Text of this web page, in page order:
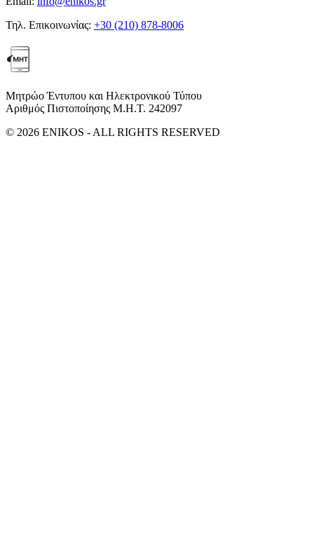
Τηλ. Επικοινωνίας: +30 (210) 878-8006
Μητρώο Έντυπου και Ηλεκτρονικού Τύπου
Αριθμός Πιστοποίησης Μ.Η.Τ. 242097
© 2026 ENIKOS - ALL RIGHTS RESERVED